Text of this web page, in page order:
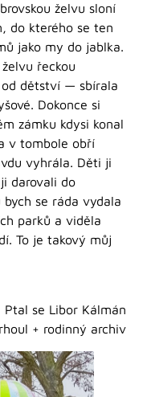
želvu sloní
do kterého se ten
jako my do jablka.
řeckou
dětství — sbírala
Dokonce si
zámku kdysi konal
v tombole obří
vyhrála. Děti ji
darovali do
bych se ráda vydala
parků a viděla
To je takový můj
Ptal se Libor Kálmán
+ rodinný archiv